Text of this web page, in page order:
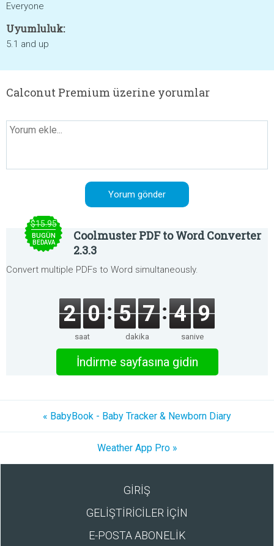
Everyone
Uyumluluk:
5.1 and up
Calconut Premium üzerine yorumlar
$15.95
BUGÜN
BEDAVA
Coolmuster PDF to Word Converter
2.3.3
Convert multiple PDFs to Word simultaneously.
2 0
saat
5 7
dakika
4 9
saniye
İndirme sayfasına gidin
« BabyBook - Baby Tracker & Newborn Diary
Weather App Pro »
GİRİŞ
GELİŞTİRİCİLER İÇİN
E-POSTA ABONELİK